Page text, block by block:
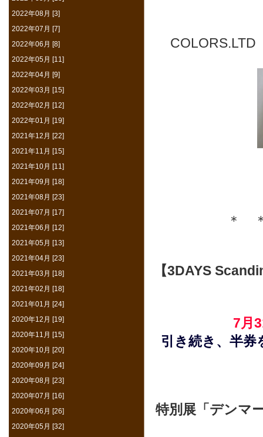
＊
【3DAYS
7月
引き続き、半
特別展「デンマ
2022年08月 [3]
2022年07月 [7]
2022年06月 [8]
2022年05月 [11]
2022年04月 [9]
2022年03月 [15]
2022年02月 [12]
2022年01月 [19]
2021年12月 [22]
2021年11月 [15]
2021年10月 [11]
2021年09月 [18]
2021年08月 [23]
2021年07月 [17]
2021年06月 [12]
2021年05月 [13]
2021年04月 [23]
2021年03月 [18]
2021年02月 [18]
2021年01月 [24]
2020年12月 [19]
2020年11月 [15]
2020年10月 [20]
2020年09月 [24]
2020年08月 [23]
2020年07月 [16]
2020年06月 [26]
2020年05月 [32]